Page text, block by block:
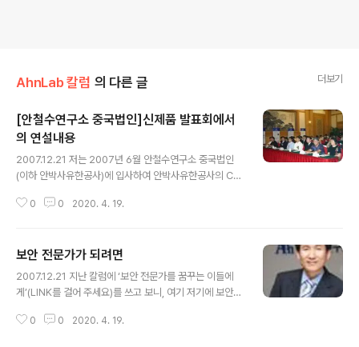
AhnLab 칼럼 의 다른 글 더보기
[안철수연구소 중국법인]신제품 발표회에서
의 연설내용
2007.12.21 저는 2007년 6월 안철수연구소 중국법인
(이하 안박사유한공사)에 입사하여 안박사유한공사의 CE
를 출시하였고 안박사유한공사의 기업발전 전략과 업무발
제품 발표회를 가지게 되였습니다. 하기는 회의에서의 주
제연설입니다. 8년의 경험을 기초로 새로운 돗을 날리자
존경하는 지도자님, 내빈 여러분, 안녕하십니까! 우선 안박
중시와 우리 본토 팀웍에 대한 믿음과 지지에 감사의 말씀
0 0 2020. 4. 19.
보안 전문가가 되려면
2007.12.21 지난 칼럼에 ‘보안 전문가를 꿈꾸는 이들에
게’(LINK를 걸어 주세요)를 쓰고 보니, 여기 저기에 보안
공유 게시판이나 보안 관련 커뮤니티, 각종 기사에도 보안
0 0 2020. 4. 19.